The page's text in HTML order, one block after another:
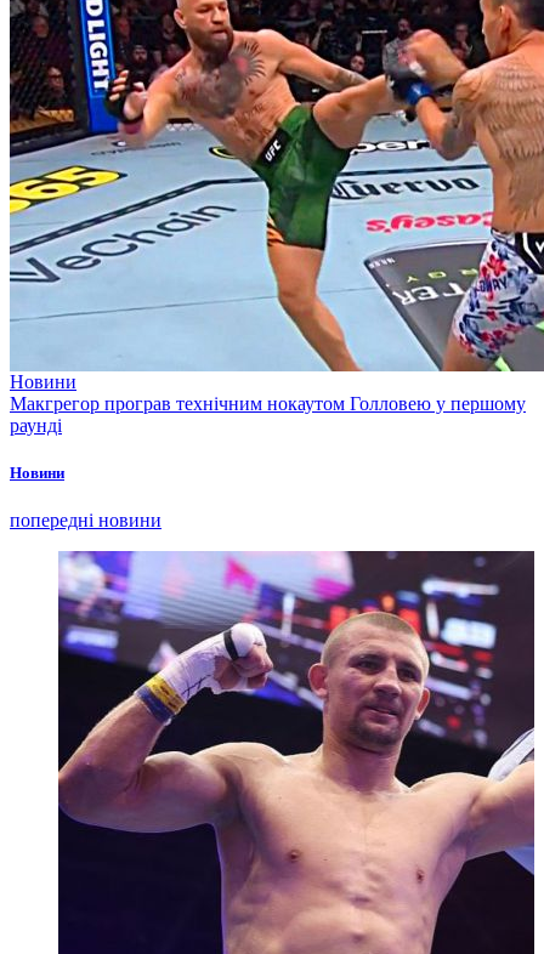
Новини
Макгрегор програв технічним нокаутом Голловею у першому
раунді
Новини
попередні новини